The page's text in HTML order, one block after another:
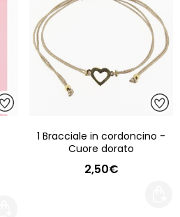
1 Bracciale in cordoncino -
Cuore dorato
2,50€